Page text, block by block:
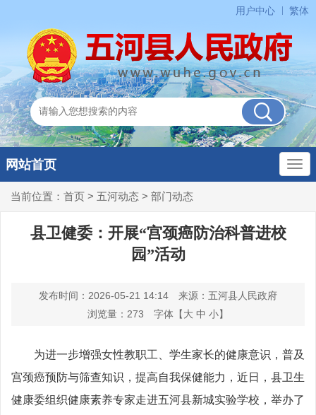
用户中心 繁体
网站首页
当前位置： 首页 > 五河动态 > 部门动态
县卫健委：开展“宫颈癌防治科普进校
园”活动
发布时间：2026-05-21 14:14
来源：五河县人民政府
浏览量： 273 字体【大 中 小】
为进一步增强女性教职工、学生家长的健康意识，普及
宫颈癌预防与筛查知识，提高自我保健能力，近日，县卫生
健康委组织健康素养专家走进五河县新城实验学校，举办了